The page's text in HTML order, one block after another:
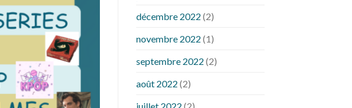
décembre 2022 (2)
novembre 2022 (1)
septembre 2022 (2)
août 2022 (2)